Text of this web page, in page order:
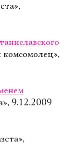
комсомолец»,
9.12.2009